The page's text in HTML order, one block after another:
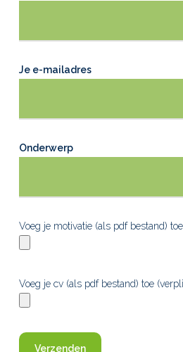
Je e-mailadres
Onderwerp
Voeg je motivatie (als pdf bestand)
Voeg je cv (als pdf bestand) toe